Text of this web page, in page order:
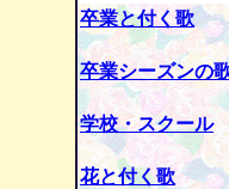
卒業と付く歌
卒業シーズンの
学校・スクール
花と付く歌